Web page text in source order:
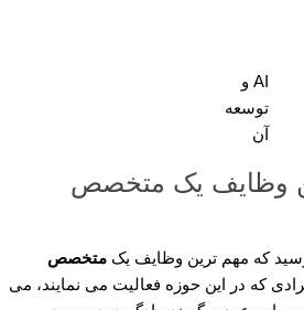
AI و
توسعه
آن
وظایف یک متخصص
که مهم ترین وظایف یک متخصص
که در این حوزه فعالیت می نمایند، می